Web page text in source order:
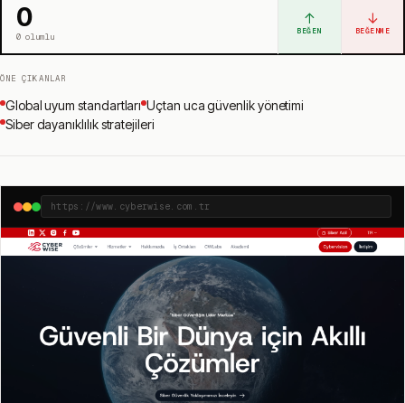
0
0olumlu
↑
BEĞEN
↓
BEĞENME
ÖNE ÇIKANLAR
Global uyum standartları Uçtan uca güvenlik yönetimi
Siber dayanıklılık stratejileri
https://www.cyberwise.com.tr